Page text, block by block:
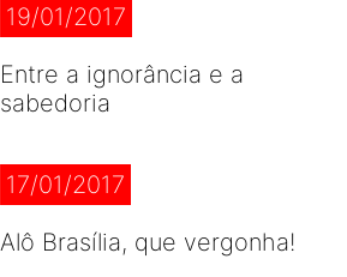
19/01/2017
Entre a ignorância e a
sabedoria
17/01/2017
Alô Brasília, que vergonha!